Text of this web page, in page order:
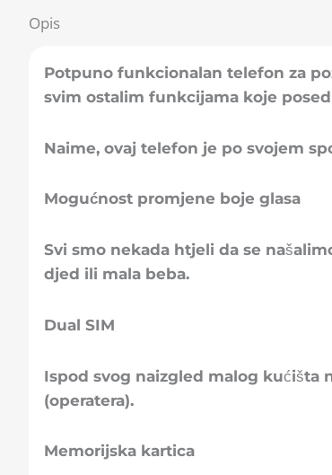
Opis
Potpuno funkcionalan telefon za
svim ostalim funkcijama koje
Naime, ovaj telefon je po svojem
Mogućnost promjene boje glasa
Svi smo nekada htjeli da se
djed ili mala beba.
Dual SIM
Ispod svog naizgled malog kućišta
(operatera).
Memorijska kartica